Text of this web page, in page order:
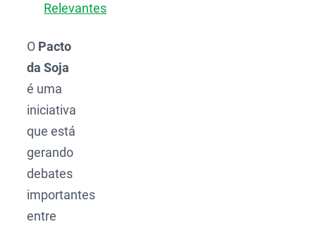
Relevantes
O Pacto
da Soja
é uma
iniciativa
que está
gerando
debates
importantes
entre